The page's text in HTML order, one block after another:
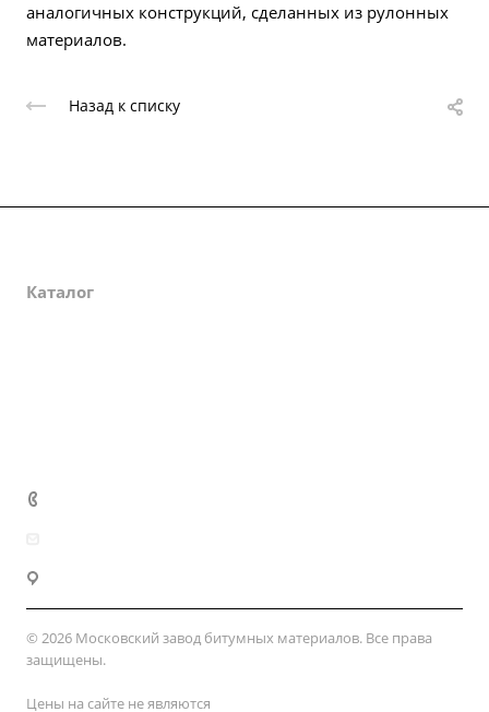
аналогичных конструкций, сделанных из рулонных
материалов.
Назад к списку
Каталог
© 2026 Московский завод битумных материалов. Все права
защищены.
Цены на сайте не являются